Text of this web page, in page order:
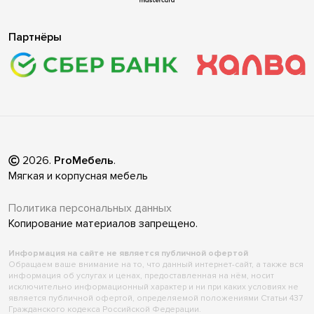
Партнёры
2026. ProМебель.
Мягкая и корпусная мебель
Политика персональных данных
Копирование материалов запрещено.
Информация на сайте не является публичной офертой
Обращаем ваше внимание на то, что данный интернет-сайт, а также вся
информация об услугах и ценах, предоставленная на нём, носит
исключительно информационный характер и ни при каких условиях не
является публичной офертой, определяемой положениями Статьи 437
Гражданского кодекса Российской Федерации.